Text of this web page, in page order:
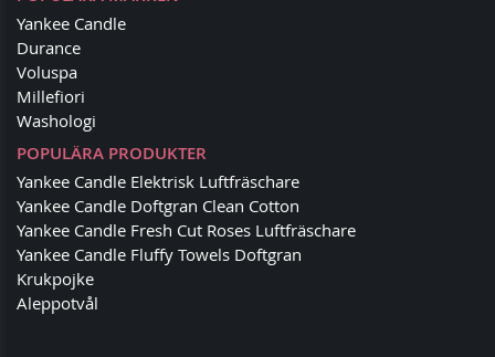
Yankee Candle
Durance
Voluspa
Millefiori
Washologi
POPULÄRA PRODUKTER
Yankee Candle Elektrisk Luftfräschare
Yankee Candle Doftgran Clean Cotton
Yankee Candle Fresh Cut Roses Luftfräschare
Yankee Candle Fluffy Towels Doftgran
Krukpojke
Aleppotvål